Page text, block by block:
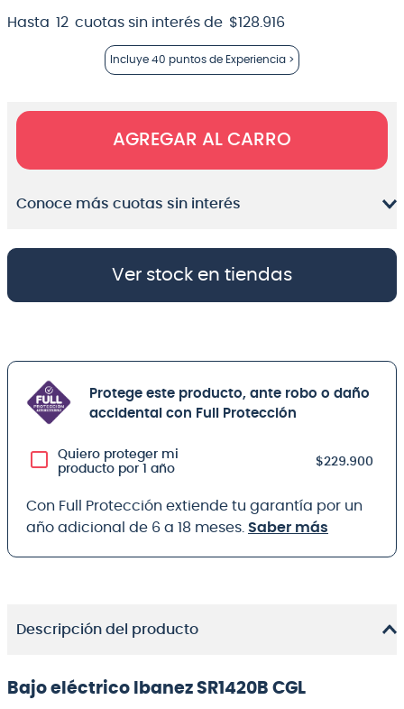
Hasta 12 cuotas sin interés de $128 916
Incluye 40 puntos de Experiencia >
AGREGAR AL CARRO
Conoce más cuotas sin interés
Ver stock en tiendas
Protege este producto, ante robo o daño
accidental con Full Protección
Quiero proteger mi
producto por 1 año
$229.900
Con Full Protección extiende tu garantía por un
año adicional de 6 a 18 meses. Saber más
Descripción del producto
Bajo eléctrico Ibanez SR1420B CGL